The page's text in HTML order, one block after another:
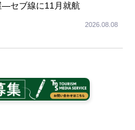
―セブ線に11月就航
2026.08.08